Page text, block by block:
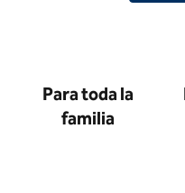
Para toda la
familia